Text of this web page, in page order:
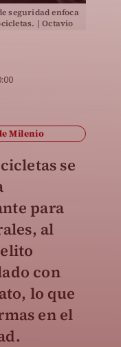
seguridad enfoca
| Octavio
Milenio
se
para
, al
con
lo que
en el